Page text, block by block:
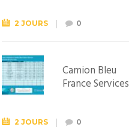
Lewarde, le 26
septembre !
2 JOURS 0
Camion Bleu
France Services
2 JOURS 0